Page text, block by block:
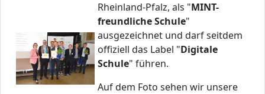
Rheinland-Pfalz, als "MINT-
freundliche Schule"
ausgezeichnet und darf seitdem
offiziell das Label "Digitale
Schule" führen.
Auf dem Foto sehen wir unsere